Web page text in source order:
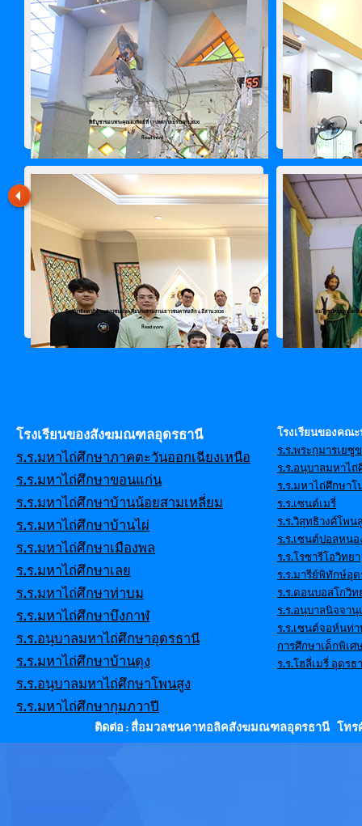
พิธีบูชาขอบพระคุณอาทิตย์ที่ 17 เทศกาลธรรมดา 2026
Read more
สัมมนาจิตตาภิบาลเยาวชน และ ทีมประสานงานเยาวชนคาทอลิก 4 อีสาน 2026
Read more
สมโภชนักบุญเปโตรแ
โรงเรียนของสังฆมณฑลอุดรธานี
ร.ร.มหาไถ่ศึกษาภาคตะวันออกเฉียงเหนือ
ร.ร.มหาไถ่ศึกษาขอนแก่น
ร.ร.มหาไถ่ศึกษาบ้านน้อยสามเหลี่ยม
ร.ร.มหาไถ่ศึกษาบ้านไผ่
ร.ร.มหาไถ่ศึกษาเมืองพล
ร.ร.มหาไถ่ศึกษาเลย
ร.ร.มหาไถ่ศึกษาท่าบม
ร.ร.มหาไถ่ศึกษาบึงกาฬ
ร.ร.อนุบาลมหาไถ่ศึกษาอุดรธานี
ร.ร.มหาไถ่ศึกษาบ้านดุง
ร.ร.อนุบาลมหาไถ่ศึกษาโพนสูง
ร.ร.มหาไถ่ศึกษากุมภวาปี
โรงเรียนของคณ
ร.ร.พระกุมารเยซู
ร.ร.อนุบาลมหาไถ่
ร.ร.มหาไถ่ศึกษา
ร.ร.เซนต์เมรี่
ร.ร.วิสุทธิวงศ์โพน
ร.ร.เซนต์ปอลหนอ
ร.ร.โรซารีโอวิทยา
ร.ร.มารีย์พิทักษ์อุ
ร.ร.ดอนบอสโกวิท
ร.ร.อนุบาลนิจจานุ
ร.ร.เซนต์จอห์นท่
การศึกษาเด็กพิเ
ร.ร.โฮลี่เมรี่ อุดรธ
ติดต่อ : สื่อมวลชนคาทอลิคสังฆมณฑลอุดรธานี โทรศัพ